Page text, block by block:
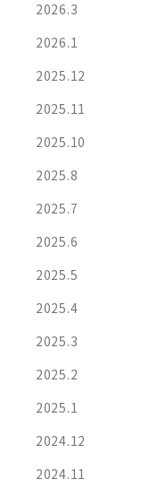
2026.3
2026.1
2025.12
2025.11
2025.10
2025.8
2025.7
2025.6
2025.5
2025.4
2025.3
2025.2
2025.1
2024.12
2024.11